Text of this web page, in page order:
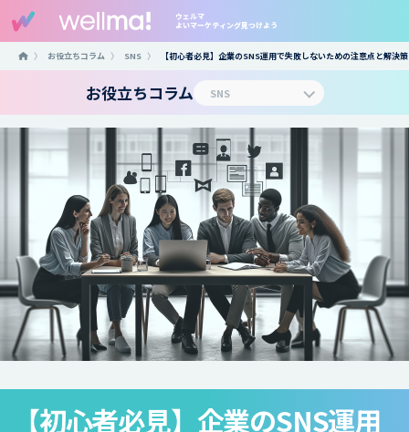
ウェルマ
よいマーケティング見つけよう
〉 お役立ちコラム 〉 SNS 〉 【初心者必見】企業のSNS運用で失敗しないための注意点と解決策
お役立ちコラム
【初心者必見】企業のSNS運用